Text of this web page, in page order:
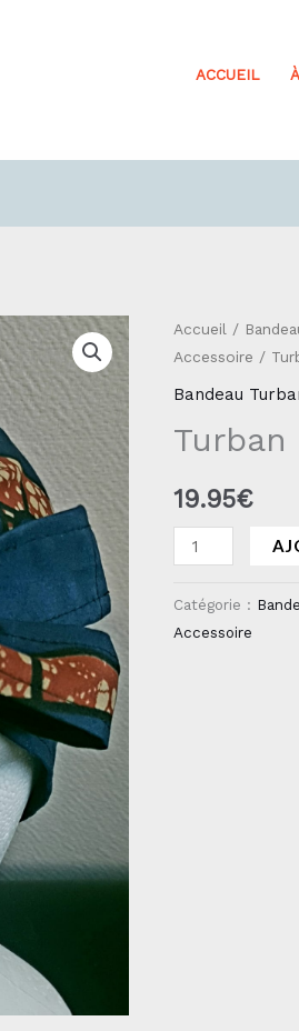
ACCUEIL
Accueil /
Accessoire /
Bandeau
Turban
19.95€
quantité
de
Turban
Catégorie :
Accessoire